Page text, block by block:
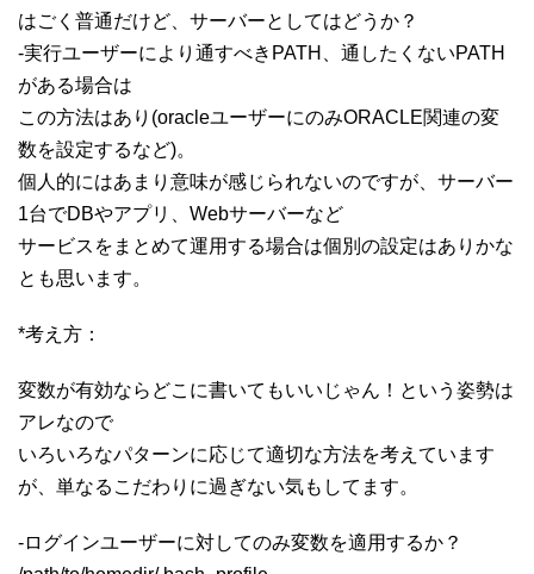
はごく普通だけど、サーバーとしてはどうか？
-実行ユーザーにより通すべきPATH、通したくないPATH
がある場合は
この方法はあり(oracleユーザーにのみORACLE関連の変
数を設定するなど)。
個人的にはあまり意味が感じられないのですが、サーバー
1台でDBやアプリ、Webサーバーなど
サービスをまとめて運用する場合は個別の設定はありかな
とも思います。
*考え方：
変数が有効ならどこに書いてもいいじゃん！という姿勢は
アレなので
いろいろなパターンに応じて適切な方法を考えています
が、単なるこだわりに過ぎない気もしてます。
-ログインユーザーに対してのみ変数を適用するか？